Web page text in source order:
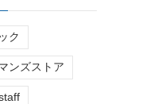
ク
ンズストア